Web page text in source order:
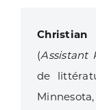
Christian
(Assistant
de